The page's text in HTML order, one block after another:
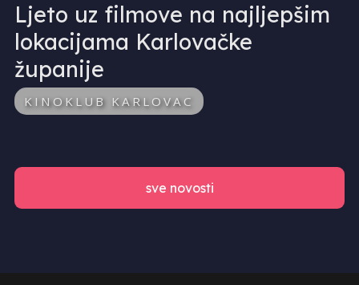
Ljeto uz filmove na najljepšim
lokacijama Karlovačke
županije
KINOKLUB KARLOVAC
sve novosti